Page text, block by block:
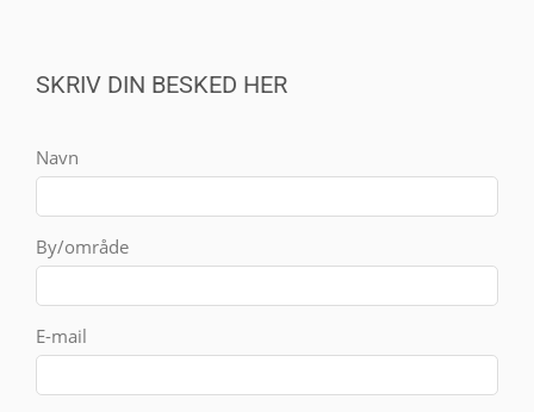
SKRIV DIN BESKED HER
Navn
By/område
E-mail